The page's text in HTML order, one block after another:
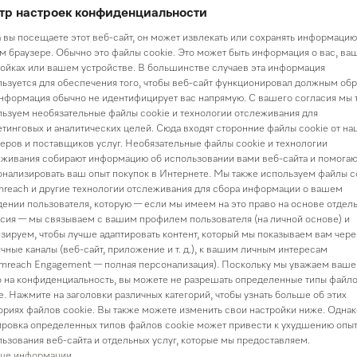
Подробную информацию
товара и
настроек конфиденциальности
вы посещаете этот веб-сайт, он может извлекать или сохранять
браузере. Обычно это файлы cookie. Это может быть информация о вас,
или вашем устройстве. В большинстве случаев эта информация
для обеспечения того, чтобы веб-сайт функционировал должным
обычно не идентифицирует вас напрямую. С вашего согласия мы
необязательные файлы cookie и технологии отслеживания для
и аналитических целей. Сюда входят сторонние файлы cookie от
и поставщиков услуг. Необязательные файлы cookie и технологии
собирают информацию об использовании вами веб-сайта и
ваш опыт покупок в Интернете. Мы также используем файлы
и другие технологии отслеживания для сбора информации о вашем
пользователя, которую — если мы имеем на это право на основе
— мы связываем с вашим профилем пользователя (на личной основе) и
чтобы лучше адаптировать контент, который мы показываем вам
каналы (веб-сайт, приложение и т. д.), к вашим личным интересам
Engagement — полная персонализация). Поскольку мы уважаем ваше
на конфиденциальность, вы можете не разрешать определенные типы
Нажмите на заголовки различных категорий, чтобы узнать больше об этих
файлов cookie. Вы также можете изменить свои настройки ниже.
определенных типов файлов cookie может привести к ухудшению
веб-сайта и отдельных услуг, которые мы предоставляем.
информации